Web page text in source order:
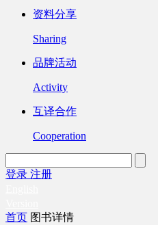
资料分享
Sharing
品牌活动
Activity
互译合作
Cooperation
登录 注册
首页 图书详情